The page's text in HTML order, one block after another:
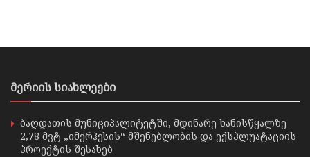
მერიის სიახლეები
ბაღდათის მუნიციპალიტეტში, მდინარე ხანისწყალზე
2,78 მვტ „იმერჰესის“ მშენებლობის და ექსპლუატაციის
პროექტის შესახებ